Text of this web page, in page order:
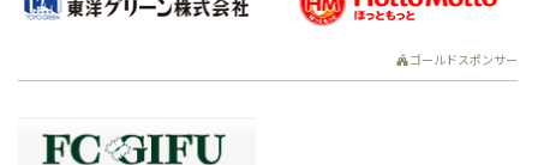
ゴールドスポンサー